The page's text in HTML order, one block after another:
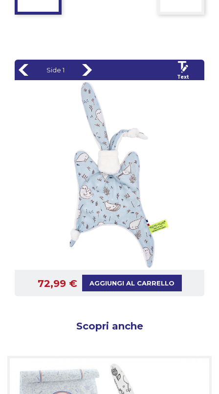
Side 1
Text
72,99 € AGGIUNGI AL CARRELLO
Scopri anche